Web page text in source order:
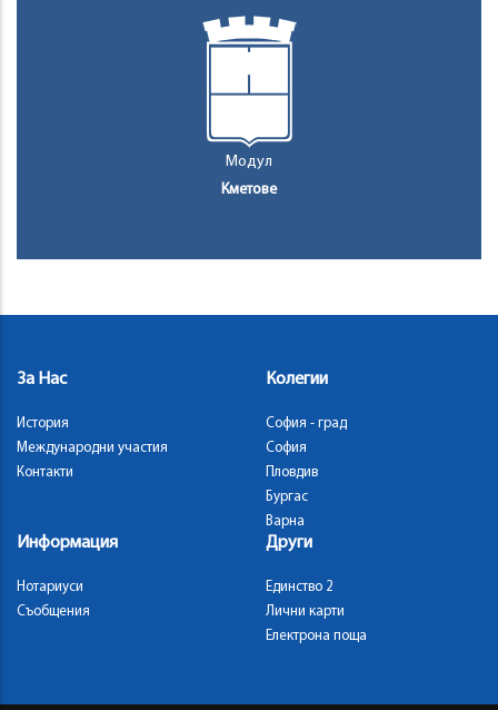
Модул
Кметове
За Нас
История
Международни участия
Контакти
Колегии
София - град
София
Пловдив
Бургас
Варна
Информация
Нотариуси
Съобщения
Други
Единство 2
Лични карти
Електрона поща